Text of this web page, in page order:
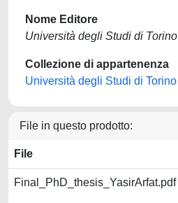
Nome Editore
Università degli Studi di Torino
Collezione di appartenenza
Università degli Studi di Torino
File in questo prodotto:
File
Final_PhD_thesis_YasirArfat.pdf